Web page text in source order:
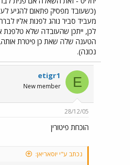
(כשעובד מפסיק פתאום להגיע
מעביד סביר נוהג לפנות אליו
לכן, ייתכן שהעובדה שלא טלפנת
הטענה שלה שאת כן פיטרת
נכונה).
E
etigr1
New member
28/12/05
הוכחת פיטורין
נכתב ע"י יוסאריאן: